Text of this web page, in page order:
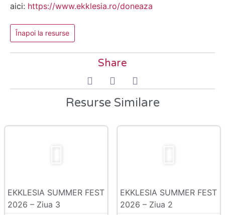
aici: https://www.ekklesia.ro/doneaza
Înapoi la resurse
Share
Resurse Similare
EKKLESIA SUMMER FEST
2026 – Ziua 3
EKKLESIA SUMMER FEST
2026 – Ziua 2